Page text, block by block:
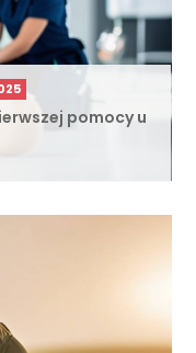
pomocy u